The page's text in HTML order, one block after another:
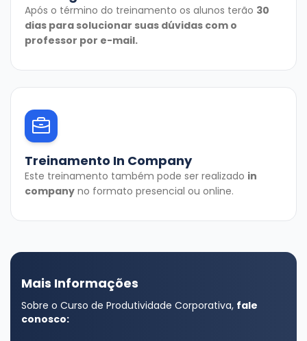
Após o término do treinamento os alunos terão 30
dias para solucionar suas dúvidas com o
professor por e-mail.
Treinamento In Company
Este treinamento também pode ser realizado in
company no formato presencial ou online.
Mais Informações
Sobre o Curso de Produtividade Corporativa, fale
conosco: